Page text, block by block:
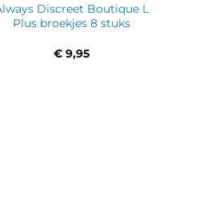
Discreet Boutique L
Plus broekjes 8 stuks
€9,95